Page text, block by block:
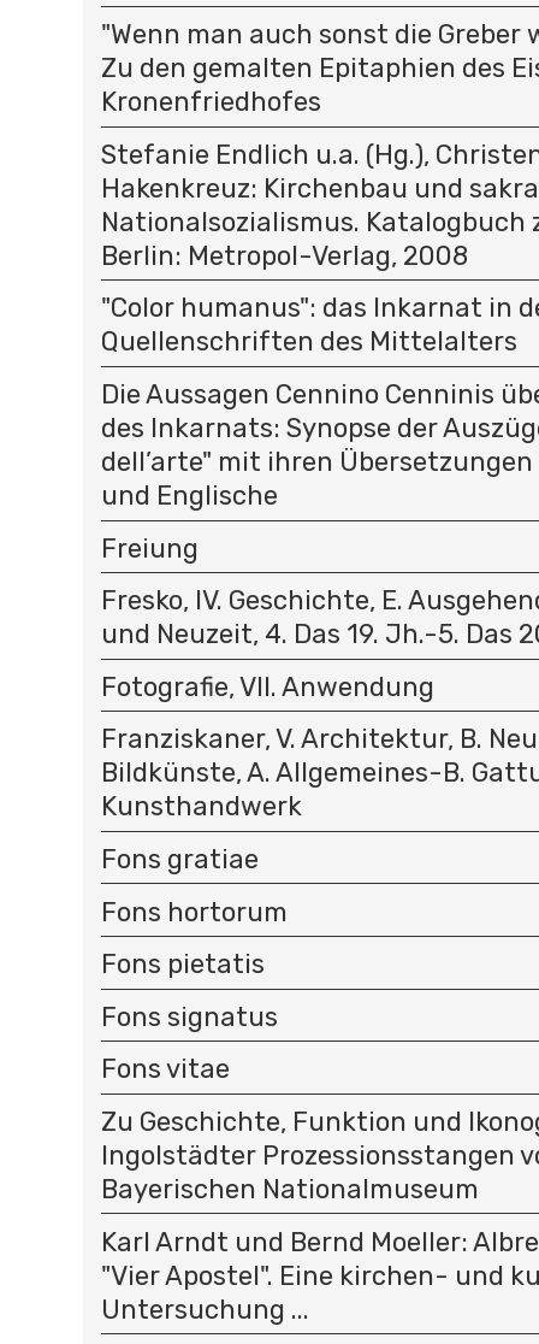
"Wenn man auch sonst die Greber
Zu den gemalten Epitaphien des
Kronenfriedhofes
Stefanie Endlich u.a. (Hg.),
Hakenkreuz: Kirchenbau und
Nationalsozialismus. Katalogbuch
Berlin: Metropol-Verlag, 2008
"Color humanus": das Inkarnat in
Quellenschriften des Mittelalters
Die Aussagen Cennino Cenninis
des Inkarnats: Synopse der
dell’arte" mit ihren
und Englische
Freiung
Fresko, IV. Geschichte, E.
und Neuzeit, 4. Das 19. Jh.-5. Das
Fotografie, VII. Anwendung
Franziskaner, V. Architektur, B.
Bildkünste, A. Allgemeines-B.
Kunsthandwerk
Fons gratiae
Fons hortorum
Fons pietatis
Fons signatus
Fons vitae
Zu Geschichte, Funktion und
Ingolstädter Prozessionsstangen
Bayerischen Nationalmuseum
Karl Arndt und Bernd Moeller:
"Vier Apostel". Eine kirchen- und
Untersuchung ...